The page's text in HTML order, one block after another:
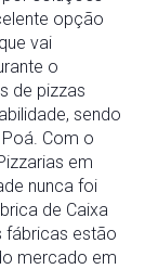
opção
vai
o
de pizzas
sendo
Com o
em
nunca foi
de Caixa
fábricas estão
mercado em